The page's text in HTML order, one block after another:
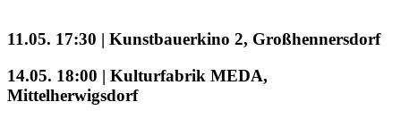
11.05. 17:30 | Kunstbauerkino 2, Großhennersdorf
14.05. 18:00 | Kulturfabrik MEDA,
Mittelherwigsdorf